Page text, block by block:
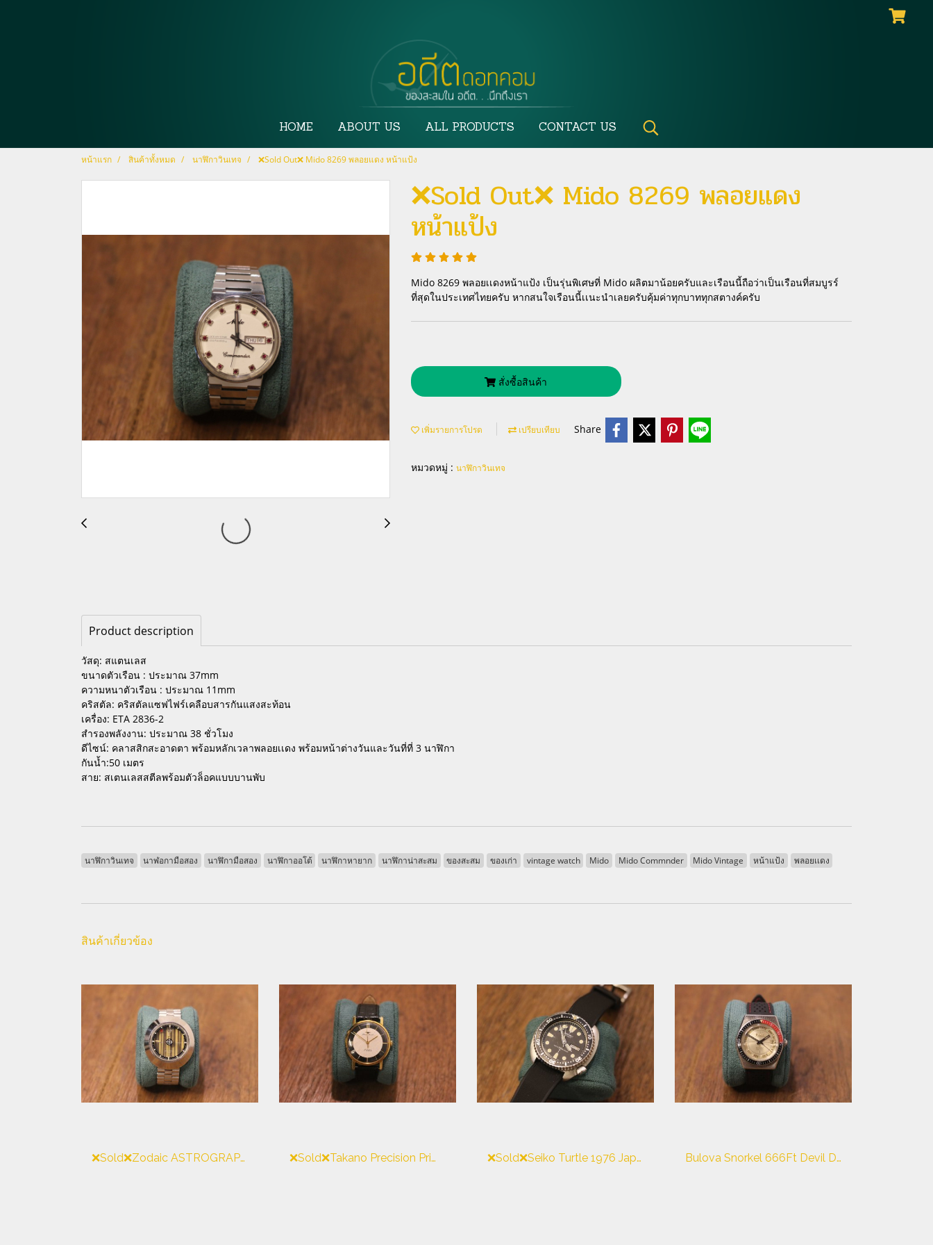
HOME ABOUT US ALL PRODUCTS CONTACT US
หน้าแรก สินค้าทั้งหมด นาฬิกาวินเทจ ❌Sold Out❌ Mido 8269 พลอยแดง หน้าแป้ง
❌Sold Out❌ Mido 8269 พลอยแดง
หน้าแป้ง
Mido 8269 พลอยเเดงหน้าแป้ง เป็นรุ่นพิเศษที่ Mido ผลิตมาน้อยครับและเรือนนี้ถือว่าเป็นเรือนที่สมบูรร์
ที่สุดในประเทศไทยครับ หากสนใจเรือนนี้เเนะนำเลยครับคุ้มค่าทุกบาททุกสตางค์ครับ
สั่งซื้อสินค้า
เพิ่มรายการโปรด เปรียบเทียบ Share
หมวดหมู่ : นาฬิกาวินเทจ
Product description
วัสดุ: สแตนเลส
ขนาดตัวเรือน : ประมาณ 37mm
ความหนาตัวเรือน : ประมาณ 11mm
คริสตัล: คริสตัลแซฟไฟร์เคลือบสารกันแสงสะท้อน
เครื่อง: ETA 2836-2
สำรองพลังงาน: ประมาณ 38 ชั่วโมง
ดีไซน์: คลาสสิกสะอาดตา พร้อมหลักเวลาพลอยเเดง พร้อมหน้าต่างวันและวันที่ที่ 3 นาฬิกา
กันน้ำ:50 เมตร
สาย: สเตนเลสสตีลพร้อมตัวล็อคแบบบานพับ
นาฬิกาวินเทจ นาฬอกามือสอง นาฬิกามือสอง นาฬิกาออโต้ นาฬิกาหายาก นาฬิกาน่าสะสม ของสะสม ของเก่า vintage watch Mido Mido Commnder Mido Vintage หน้าแป้ง พลอยเเดง
สินค้าเกี่ยวข้อง
❌Sold❌Zodaic ASTROGRAPHIC SSL Swiss Made Vintage ❌Sold❌Takano Precision Prime ❌Sold❌Seiko Turtle 1976 Japan Market Only Bulova Snorkel 666Ft Devil Diver Vintage